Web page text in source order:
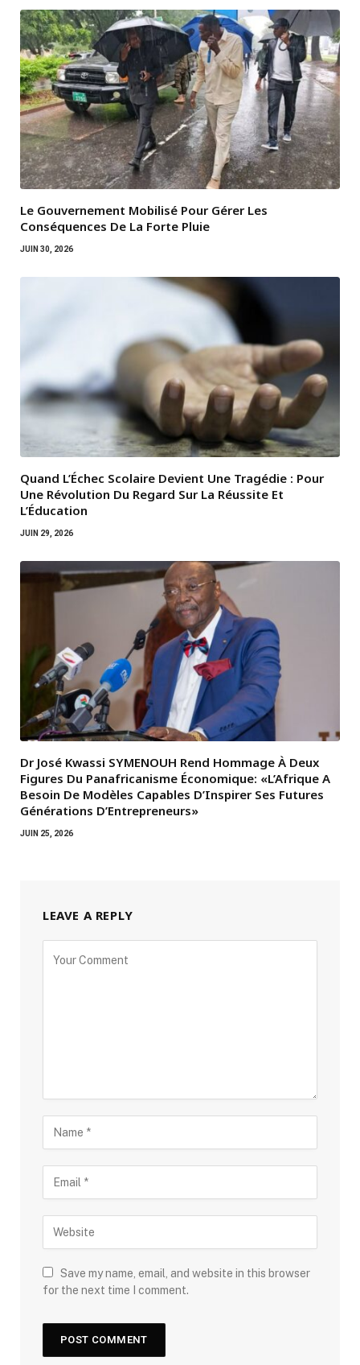
Le Gouvernement Mobilisé Pour Gérer Les
Conséquences De La Forte Pluie
JUIN 30, 2026
Quand L’Échec Scolaire Devient Une Tragédie : Pour
Une Révolution Du Regard Sur La Réussite Et
L’Éducation
JUIN 29, 2026
Dr José Kwassi SYMENOUH Rend Hommage À Deux
Figures Du Panafricanisme Économique: «L’Afrique A
Besoin De Modèles Capables D’Inspirer Ses Futures
Générations D’Entrepreneurs»
JUIN 25, 2026
LEAVE A REPLY
Save my name, email, and website in this browser
for the next time I comment.